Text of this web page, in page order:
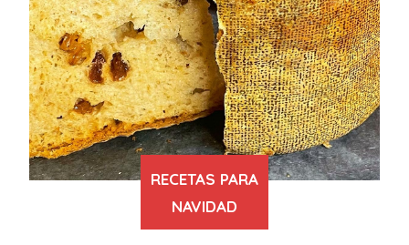
RECETAS PARA
NAVIDAD